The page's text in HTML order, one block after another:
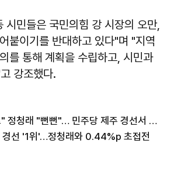
시민들은 국민의힘 강 시장의 오만,
붙이기를 반대하고 있다"며 "지역
를 통해 계획을 수립하고, 시민과
강조했다.
김민석 "갈등 제로" 정청래 "뻔뻔"… 민주당 제주 경선서 격돌
경선 '1위'…정청래와 0.44%p 초접전